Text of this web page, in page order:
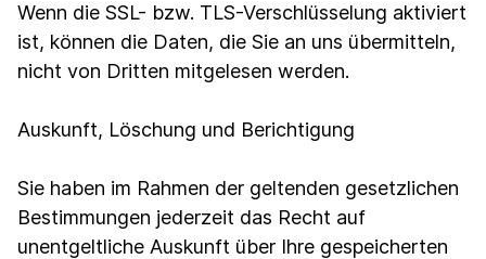
Wenn die SSL- bzw. TLS-Verschlüsselung aktiviert
ist, können die Daten, die Sie an uns übermitteln,
nicht von Dritten mitgelesen werden.
Auskunft, Löschung und Berichtigung
Sie haben im Rahmen der geltenden gesetzlichen
Bestimmungen jederzeit das Recht auf
unentgeltliche Auskunft über Ihre gespeicherten